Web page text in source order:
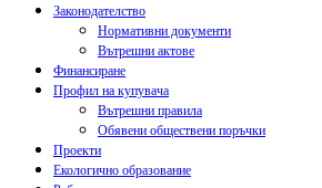
Законодателство
Нормативни документи
Вътрешни актове
Финансиране
Профил на купувача
Вътрешни правила
Обявени обществени поръчки
Проекти
Екологично образование